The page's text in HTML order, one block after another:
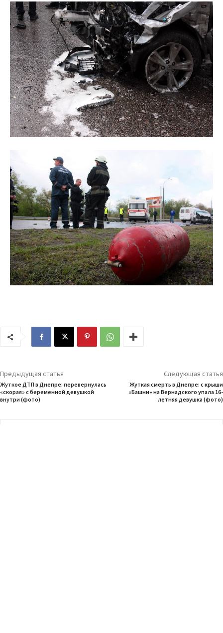
Предыдущая статья
Жуткое ДТП в Днепре: перевернулась
«скорая» с беременной девушкой
внутри (фото)
Следующая статья
Жуткая смерть в Днепре: с крыши
«Башни» на Вернадского упала 16-
летняя девушка (фото)